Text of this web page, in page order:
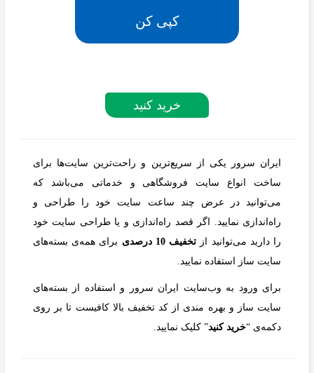
کپی کن
خرید کنید
ایران سرور یکی از سریع‌ترین و راحت‌ترین سایت‌ها برای
ساخت انواع سایت فروشگاهی و خدماتی می‌باشد که
می‌توانید در عرض چند ساعت سایت خود را طراحی و
راه‌اندازی نمایید. اگر قصد راه‌اندازی و یا طراحی سایت خود
را دارید می‌توانید از تخفیف 10 درصدی
برای همه‌ی بسته‌های
سایت ساز استفاده نمایید.
برای ورود به وب‌سایت ایران سرور و استفاده از بسته‌های
سایت ساز و بهره مندی از کد تخفیف بالا کافیست تا بر روی
دکمه‌ی “خرید کنید” کلیک نمایید.